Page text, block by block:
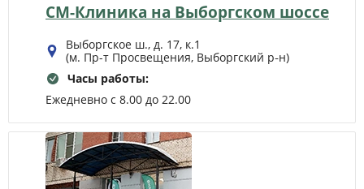
СМ-Клиника на Выборгском шоссе
Выборгское ш., д. 17, к.1
(м. Пр-т Просвещения, Выборгский р‑н)
Часы работы:
Ежедневно с 8.00 до 22.00